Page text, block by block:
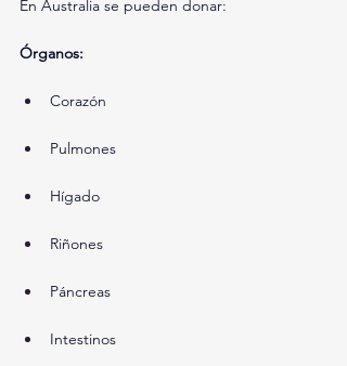
En Australia se pueden donar:
Órganos:
Corazón
Pulmones
Hígado
Riñones
Páncreas
Intestinos